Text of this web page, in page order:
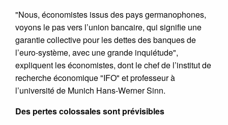
"Nous, économistes issus des pays germanophones,
voyons le pas vers l’union bancaire, qui signifie une
garantie collective pour les dettes des banques de
l’euro-système, avec une grande inquiétude",
expliquent les économistes, dont le chef de l’institut de
recherche économique "IFO" et professeur à
l’université de Munich Hans-Werner Sinn.
Des pertes colossales sont prévisibles